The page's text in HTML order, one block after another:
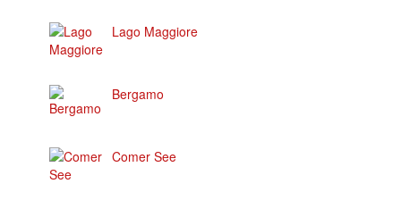
Lago Maggiore
Bergamo
Comer See